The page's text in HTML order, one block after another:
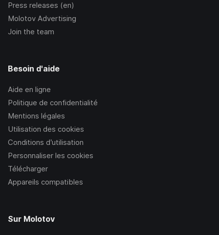
Press releases (en)
Molotov Advertising
Join the team
Besoin d'aide
Aide en ligne
Politique de confidentialité
Mentions légales
Utilisation des cookies
Conditions d’utilisation
Personnaliser les cookies
Télécharger
Appareils compatibles
Sur Molotov